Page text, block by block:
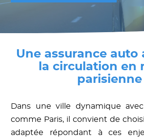
Une assurance auto
la circulation en
parisienne
Dans une ville dynamique
comme Paris, il convient de
adaptée répondant à ces